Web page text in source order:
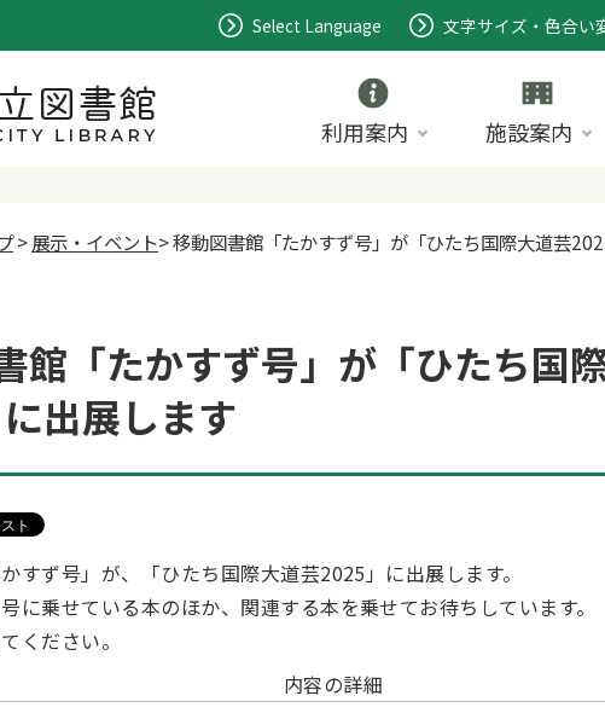
Select Language 文字サイズ・色合い
利用案内 施設案内
>展示・イベント> 移動図書館「たかすず号」が「ひたち国際大道芸
館「たかすず号」が「ひたち国
出展します
すず号」が、「ひたち国際大道芸2025」に出展します。
に乗せている本のほか、関連する本を乗せてお待ちしています。
ください。
内容の詳細